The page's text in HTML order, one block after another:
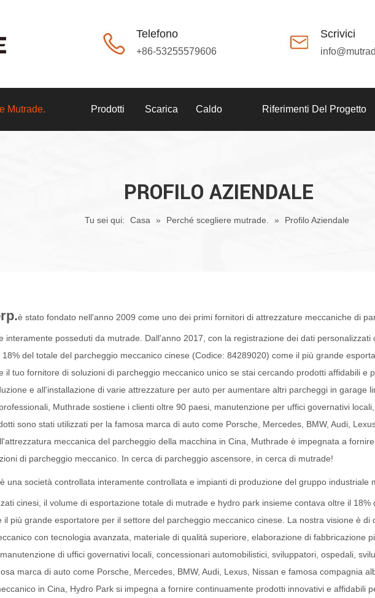
Telefono
+86-53255579606
Scrivici
Mutrade. Prodotti Scarica Caldo Riferimenti Del Progetto
PROFILO AZIENDALE
Tu sei qui: Casa » Perché scegliere mutrade. » Profilo Aziendale
è stato fondato nell'anno 2009 come uno dei primi fornitori di attrezzature meccaniche di
interamente posseduti da mutrade. Dall'anno 2017, con la registrazione dei dati
del totale del parcheggio meccanico cinese (Codice: 84289020) come il più grande
il tuo fornitore di soluzioni di parcheggio meccanico unico se stai cercando prodotti affidabili e
e all'installazione di varie attrezzature per auto per aumentare altri parcheggi in garage
Muthrade sostiene i clienti oltre 90 paesi, manutenzione per uffici governativi
sono stati utilizzati per la famosa marca di auto come Porsche, Mercedes, BMW, Audi,
meccanica del parcheggio della macchina in Cina, Muthrade è impegnata a
di parcheggio meccanico. In cerca di parcheggio ascensore, in cerca di mutrade!
è una società controllata interamente controllata e impianti di produzione del gruppo industriale
cinesi, il volume di esportazione totale di mutrade e hydro park insieme contava oltre il
più grande esportatore per il settore del parcheggio meccanico cinese. La nostra visione è
con tecnologia avanzata, materiale di qualità superiore, elaborazione di fabbricazione
di uffici governativi locali, concessionari automobilistici, sviluppatori, ospedali,
marca di auto come Porsche, Mercedes, BMW, Audi, Lexus, Nissan e famosa compagnia
in Cina, Hydro Park si impegna a fornire continuamente prodotti innovativi e affidabili